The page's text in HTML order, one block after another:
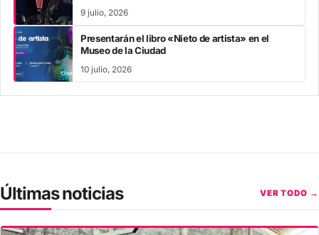
9 julio, 2026
Presentarán el libro «Nieto de artista» en el
Museo de la Ciudad
10 julio, 2026
Últimas noticias VER TODO →